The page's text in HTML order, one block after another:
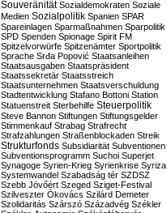
Souveränität Sozialdemokraten Soziale
Medien Sozialpolitik Spanien SPAR
Spareinlagen Sparmaßnahmen Sparpolitik
SPD Spenden Spionage Spirit FM
Spitzelvorwürfe Spitzenämter Sportpolitik
Sprache Srđa Popović Staatsanleihen
Staatsausgaben Staatspräsident
Staatssekretär Staatsstreich
Staatsunternehmen Staatsverschuldung
Stadtentwicklung Stafano Bottoni Station
Statuenstreit Sterbehilfe Steuerpolitik
Steve Bannon Stiftungen Stiftungsgelder
Stimmenkauf Strabag Strafrecht
Strafzahlungen Straßenblockaden Streik
Strukturfonds Subsidiarität Subventionen
Subventionsprogramm Suchoi Superjet
Synagoge Syrien-Krieg Syrienkrise Syriza
Systemwandel Szabadság tér SZDSZ
Szebb Jövőért Szeged Sziget-Festival
Szilveszter Ókovács Szilárd Demeter
Szolidaritás Szárszó Századvég Székler